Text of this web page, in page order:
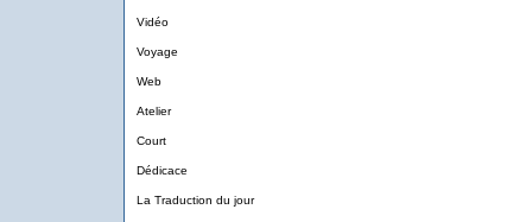
Vidéo
Voyage
Web
Atelier
Court
Dédicace
La Traduction du jour